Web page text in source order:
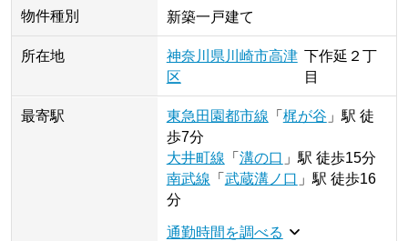
物件種別
新築一戸建て
所在地 神奈川県 川崎市高津
区
下作延 ２丁
目
最寄駅 東急田園都市線 「 梶が谷 」 駅 徒
歩7分
大井町線 「 溝の口 」 駅 徒歩15分
南武線 「 武蔵溝ノ口 」 駅 徒歩16
分
通勤時間を調べる